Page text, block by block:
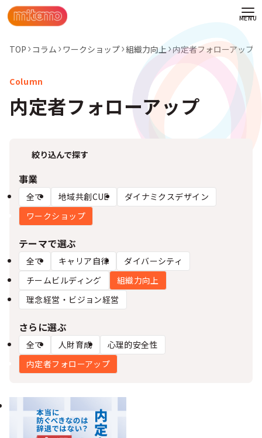
TOP コラム ワークショップ 組織力向上 内定者フォローアップ
内定者フォローアップ
絞り込んで探す
事業
全て 地域共創CUE
ダイナミクスデザイン
ワークショップ
テーマで選ぶ
全て キャリア自律
ダイバーシティ
チームビルディング
組織力向上
理念経営・ビジョン経営
さらに選ぶ
全て 人財育成
心理的安全性
内定者フォローアップ